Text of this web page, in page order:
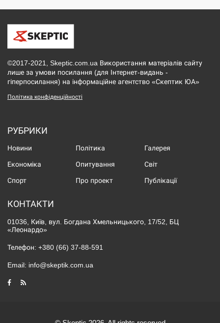
©2017-2021, Skeptic.com.ua Використання матеріалів сайту
лише за умови посилання (для Інтернет-видань -
гіперпосилання) на інформаційне агентство «Скептик ЮА»
Політика конфіденційності
РУБРИКИ
Новини Політика Галерея
Економіка Опитування Світ
Спорт Про проект Публікації
КОНТАКТИ
01036, Київ, вул. Богдана Хмельницького, 17/52, БЦ
«Леонардо»
Телефон: +380 (66) 37-88-591
Email: info@skeptik.com.ua